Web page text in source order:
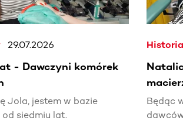
29.07.2026
- Dawczyni komórek
Jola, jestem w bazie
siedmiu lat.
Będąc